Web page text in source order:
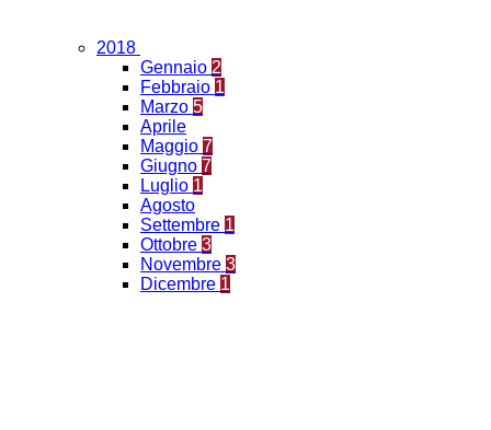
2018
Gennaio 2
Febbraio 1
Marzo 5
Aprile
Maggio 7
Giugno 7
Luglio 1
Agosto
Settembre 1
Ottobre 3
Novembre 3
Dicembre 1